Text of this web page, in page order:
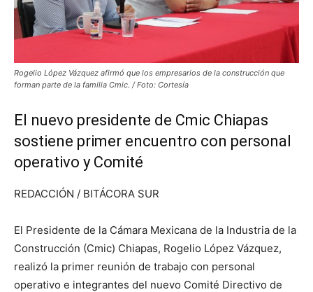
Rogelio López Vázquez afirmó que los empresarios de la construcción que
forman parte de la familia Cmic. / Foto: Cortesía
El nuevo presidente de Cmic Chiapas
sostiene primer encuentro con personal
operativo y Comité
REDACCIÓN / BITÁCORA SUR
El Presidente de la Cámara Mexicana de la Industria de la
Construcción (Cmic) Chiapas, Rogelio López Vázquez,
realizó la primer reunión de trabajo con personal
operativo e integrantes del nuevo Comité Directivo de